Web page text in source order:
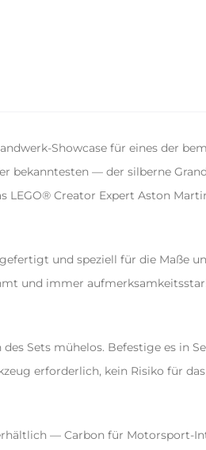
Showcase für eines der
bekanntesten — der silberne
Creator Expert Aston
und speziell für die Maße
und immer
Sets mühelos. Befestige es in
erforderlich, kein Risiko für
— Carbon für Motorsport-